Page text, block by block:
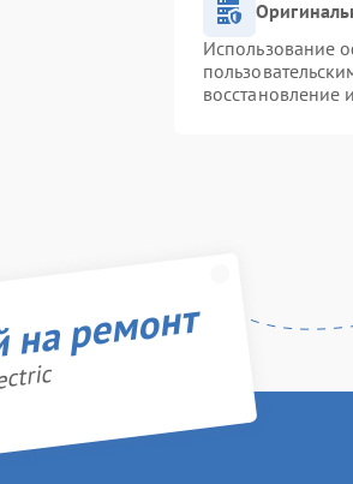
Использование
ремонт